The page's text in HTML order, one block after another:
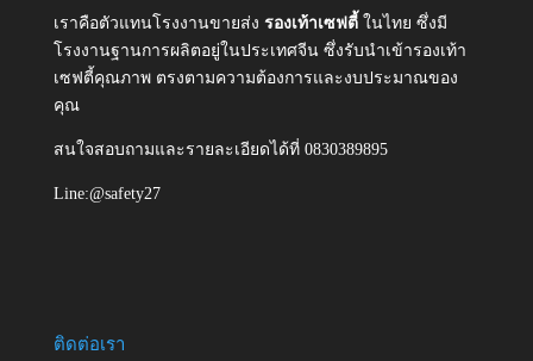
เราคือตัวแทนโรงงานขายส่ง รองเท้าเซฟตี้ ในไทย ซึ่งมี
โรงงานฐานการผลิตอยู่ในประเทศจีน ซึ่งรับนำเข้ารองเท้า
เซฟตี้คุณภาพ ตรงตามความต้องการและงบประมาณของ
คุณ
สนใจสอบถามและรายละเอียดได้ที่ 0830389895
Line:@safety27
ติดต่อเรา